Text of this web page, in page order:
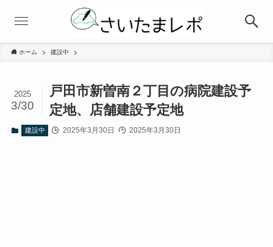
ホーム 建設中
戸田市新曽南２丁目の病院建設予
定地、店舗建設予定地
2025
3/30
建設中 2025年3月30日 2025年3月30日